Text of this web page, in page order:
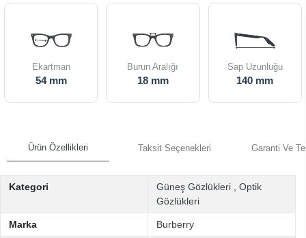
Ekartman
54 mm
Burun Aralığı
18 mm
Sap Uzunluğu
140 mm
Ürün Özellikleri Taksit Seçenekleri Garanti Ve
Kategori Güneş Gözlükleri
Optik
Gözlükleri
Marka Burberry